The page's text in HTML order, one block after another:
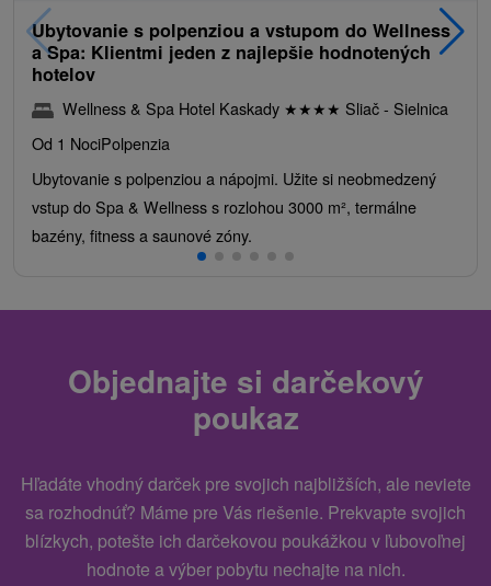
Ubytovanie s polpenziou a vstupom do Wellness
a Spa: Klientmi jeden z najlepšie hodnotených
hotelov
Wellness & Spa Hotel Kaskady ★★★★ Sliač - Sielnica
Od 1 NociPolpenzia
Ubytovanie s polpenziou a nápojmi. Užite si neobmedzený
vstup do Spa & Wellness s rozlohou 3000 m², termálne
bazény, fitness a saunové zóny.
Objednajte si darčekový
poukaz
Hľadáte vhodný darček pre svojich najbližších, ale neviete
sa rozhodnúť? Máme pre Vás riešenie. Prekvapte svojich
blízkych, potešte ich darčekovou poukážkou v ľubovoľnej
hodnote a výber pobytu nechajte na nich.